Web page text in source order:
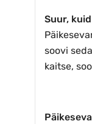
Suur,
soovi
kaitse,